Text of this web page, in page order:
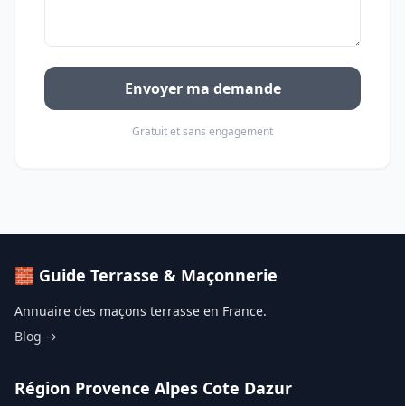
Envoyer ma demande
Gratuit et sans engagement
🧱 Guide Terrasse & Maçonnerie
Annuaire des maçons terrasse en France.
Blog →
Région Provence Alpes Cote Dazur